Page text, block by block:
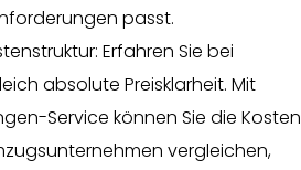
passt.
Erfahren Sie bei
absolute Preisklarheit. Mit
Service können Sie die Kosten
vergleichen,